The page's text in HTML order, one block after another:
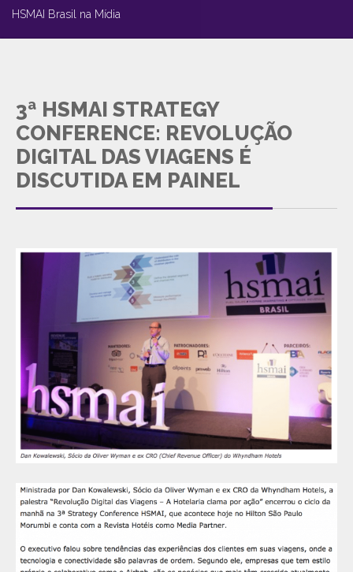
HSMAI Brasil na Mídia
3ª HSMAI STRATEGY
CONFERENCE: REVOLUÇÃO
DIGITAL DAS VIAGENS É
DISCUTIDA EM PAINEL